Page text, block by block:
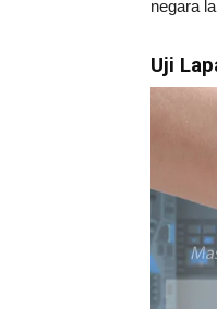
negara
Uji